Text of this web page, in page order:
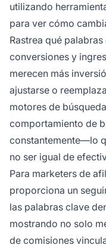
utilizando
para ver cómo
Rastrea qué
conversiones y
merecen más
ajustarse o
motores de
comportamiento de
constantemente—lo
no ser igual de
Para marketers de
proporciona un
las palabras clave
mostrando no solo
de comisiones